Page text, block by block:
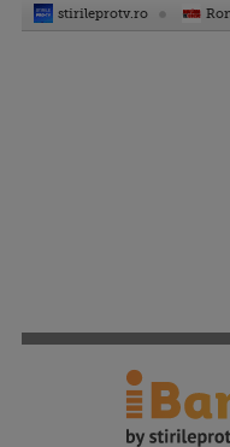
stirileprotv.ro